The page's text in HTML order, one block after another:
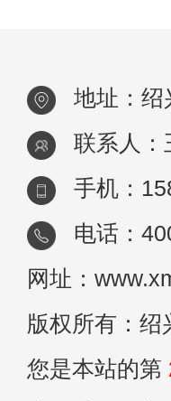
地址：绍
联系人：
手机：
电话：
网址：
版权所有：绍
您是本站的第